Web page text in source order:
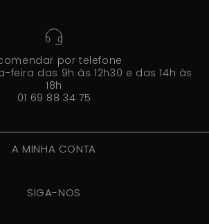
por telefone
feira das 9h às 12h30 e das 14h às
18h
01 69 88 34 75
A MINHA CONTA
SIGA-NOS